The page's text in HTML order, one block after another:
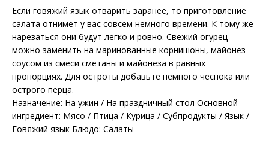
Если говяжий язык отварить заранее, то приготовление
салата отнимет у вас совсем немного времени. К тому же
нарезаться они будут легко и ровно. Свежий огурец
можно заменить на маринованные корнишоны, майонез
соусом из смеси сметаны и майонеза в равных
пропорциях. Для остроты добавьте немного чеснока или
острого перца.
Назначение: На ужин / На праздничный стол Основной
ингредиент: Мясо / Птица / Курица / Субпродукты / Язык /
Говяжий язык Блюдо: Салаты